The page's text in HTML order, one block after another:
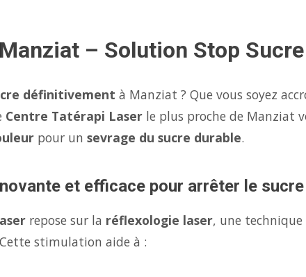
– Solution Stop
définitivement à Manziat ? Que vous soyez
Centre Tatérapi Laser le plus proche de Manziat
pour un sevrage du sucre durable.
et efficace pour arrêter le
repose sur la réflexologie laser, une
stimulation aide à :